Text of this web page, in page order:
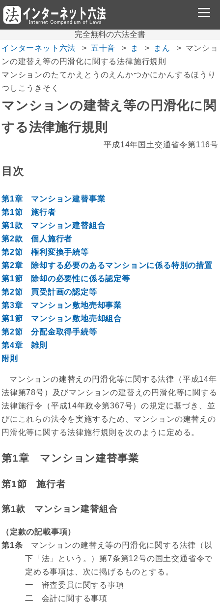
完全無料の六法全書
インターネット六法
五十音 ま まん
マンショ
ンの建替え等の円滑化に関する法律施行規則
マンションのたてかえとうのえんかつかにかんするほうり
つしこうきそく
マンションの建替え等の円滑化に関
する法律施行規則
平成14年国土交通省令第116号
目次
第1章 マンション建替事業
第1節 施行者
第1款 マンション建替組合
第2款 個人施行者
第2節 権利変換手続等
第2章 除却する必要のあるマンションに係る特別の措置
第1節 除却の必要性に係る認定等
第2節 買受計画の認定等
第3章 マンション敷地売却事業
第1節 マンション敷地売却組合
第2節 分配金取得手続等
第4章 雑則
附則
マンションの建替えの円滑化等に関する法律（平成14年
法律第78号）及びマンションの建替えの円滑化等に関する
法律施行令（平成14年政令第367号）の規定に基づき、並
びにこれらの法令を実施するため、マンションの建替えの
円滑化等に関する法律施行規則を次のように定める。
第1章 マンション建替事業
第1節 施行者
第1款 マンション建替組合
（定款の記載事項）
第1条 マンションの建替え等の円滑化に関する法律（以
下「法」という。）第7条第12号の国土交通省令で
定める事項は、次に掲げるものとする。
一 審査委員に関する事項
二 会計に関する事項